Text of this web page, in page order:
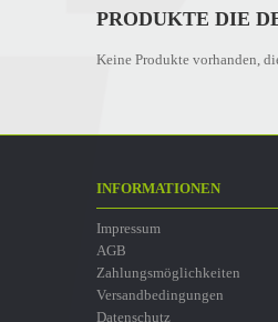
PRODUKTE DIE
Keine Produkte vorhanden,
INFORMATIONEN
Impressum
AGB
Zahlungsmöglichkeiten
Versandbedingungen
Datenschutz